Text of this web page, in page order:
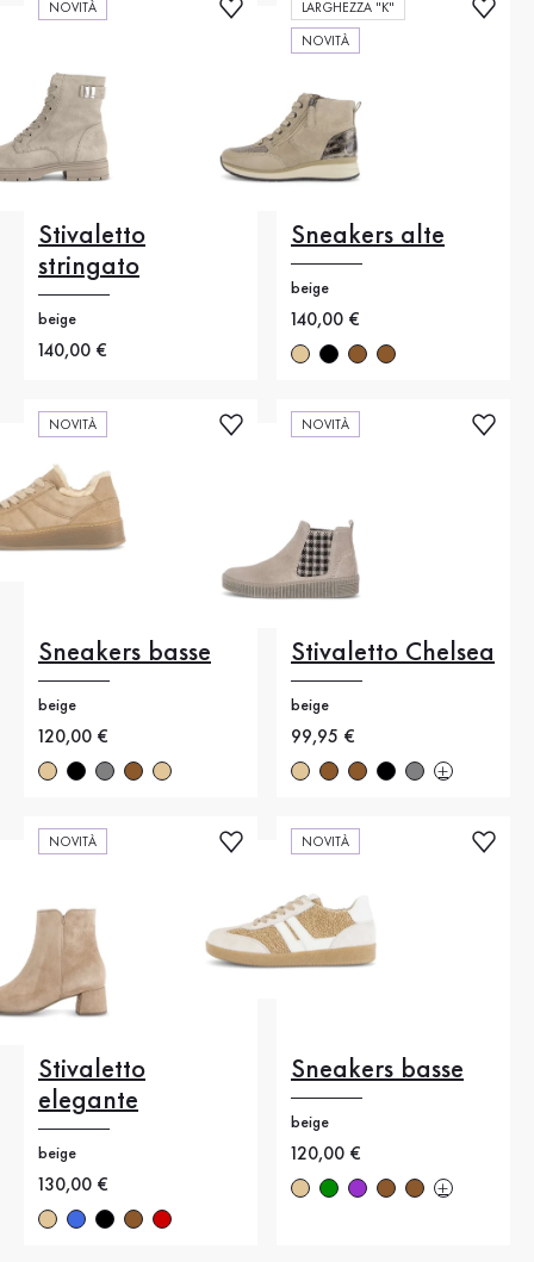
NOVITÀ
Stivaletto
stringato
beige
Nuovo prezzo
140,00 €
LARGHEZZA "K"
NOVITÀ
Sneakers alte
beige
Nuovo prezzo
140,00 €
NOVITÀ
Sneakers basse
beige
Nuovo prezzo
120,00 €
NOVITÀ
Stivaletto Chelsea
beige
Nuovo prezzo
99,95 €
NOVITÀ
Stivaletto
elegante
beige
Nuovo prezzo
130,00 €
NOVITÀ
Sneakers basse
beige
Nuovo prezzo
120,00 €